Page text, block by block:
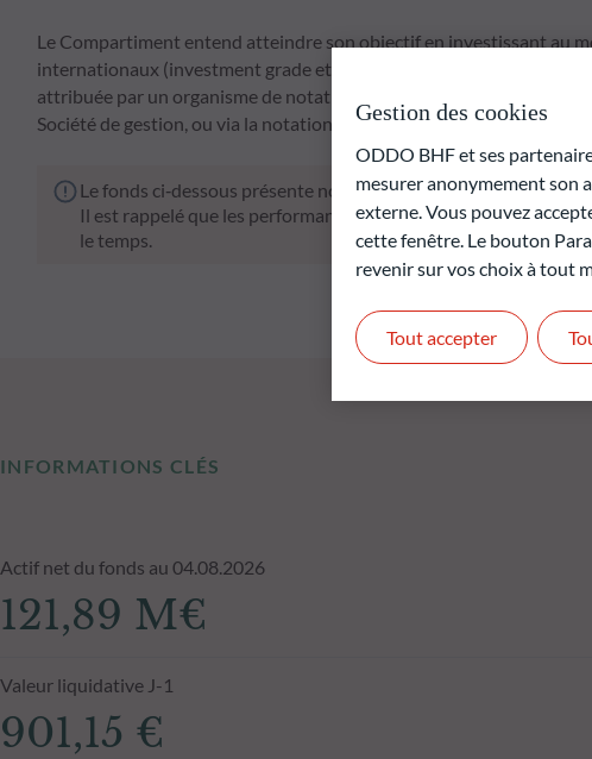
Le Compartiment entend atteindre son objectif en investissant au
internationaux (investment grade et à haut rendement). Les
attribuée par un organisme de notation internationalement reconnu
Société de gestion, ou via la notation interne de la Société de
Le fonds ci‑dessous présente notamment un risque de perte
Il est rappelé que les performances passées ne préjugent pas
le temps.
INFORMATIONS CLÉS
Actif net du fonds au 04.08.2026
121,89 M€
Valeur liquidative J-1
901,15 €
Gestion des cookies
ODDO BHF et ses
mesurer anonymement son
externe. Vous pouvez
cette fenêtre. Le bouton
revenir sur vos choix à tout
Tout accepter